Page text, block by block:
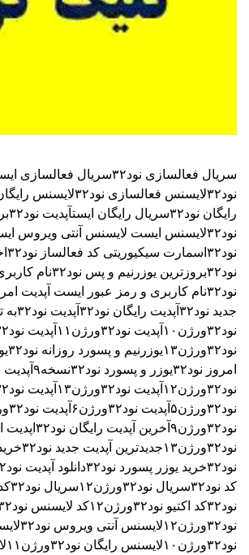
سریال فعالسازی نود۳۲ سریال فعالسازی
جدید نود۳۲
آپدیت رایگان نود۳۲ آپدیت نود۳۲به تاریخ امروز
آپدیت نود۳۲ورژن۱۱ آپدیت نود۳۲ورژن۱۲
نود۳۲ورژن۱۳
یوزرنیم و پسورد روزانه نود۳۲
امروز نود۳۲
یوزر و پسورد نود۳۲نسخه۹ آپدیت
نود۳۲ورژن۱۲
آپدیت نود۳۲ورژن۱۳ آپدیت نود۳۲ورژن۴
نود۳۲ورژن۵
آپدیت نود۳۲ورژن۶ آپدیت نود۳۲ورژن۸
نود۳۲ورژن۹
آخرین آپدیت رایگان نود۳۲ اپدیت
نود۳۲ورژن۱۳
جدیدترین آپدیت جدید نود۳۲
خرید یوزر پسورد نود۳۲ دانلود آپدیت نود۳۲
کد نود۳۲
سریال نود۳۲ورژن۱۲ سریال نود۳۲
نود۳۲
کد اکتیو نود۳۲ورژن۱۲ کد لایسنس نود۳۲
لایسنس آنتی ویروس نود۳۲
نود۳۲ورژن۱۰
لایسنس رایگان نود۳۲ورژن۱۱
نود۳۲ورژن۱۲
لایسنس نود ۳٢ خرداد ۱۳۹۹
نود۳۲ورژن۱۰
لایسنس نود۳۲ورژن۱۰۹۰ روزه رایگان
نود۳۲ورژن۱۱
لایسنس نود۳۲ورژن۱۱رایگان یکساله
نود۳۲ورژن۱۲
لایسنس نود۳۲ورژن۱۲۹۰ روزه رایگان
لایسنس نود۳۲ورژن۱۲رایگان یکساله
لایسنس نود۳۲ورژن۱۳
لایسنس نود۳۲ورژن۴
نود۳۲ورژن۵
لایسنس نود۳۲ورژن۶ لایسنس نود۳۲ورژن۸